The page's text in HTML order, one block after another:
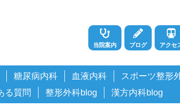
当院案内 ブログ アクセ
糖尿病内科 血液内科
スポーツ整形
る質問
整形外科blog 漢方内科blog